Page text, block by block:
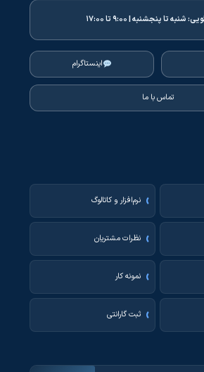
شنبه تا پنجشنبه | ۹:۰۰ تا ۱۷:۰۰
اینستاگرام
تماس با ما
نرم‌افزار و کاتالوگ
نظرات مشتریان
نمونه کار
ثبت گارانتی